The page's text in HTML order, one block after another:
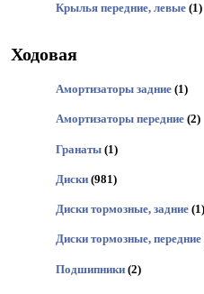
Крылья передние, левые (1)
Ходовая
Амортизаторы задние (1)
Амортизаторы передние (2)
Гранаты (1)
Диски (981)
Диски тормозные, задние (1)
Диски тормозные, передние
Подшипники (2)